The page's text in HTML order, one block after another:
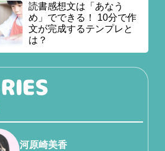
読書感想文は「あなう
め」でできる！ 10分で作
文が完成するテンプレと
は？
河原崎美香